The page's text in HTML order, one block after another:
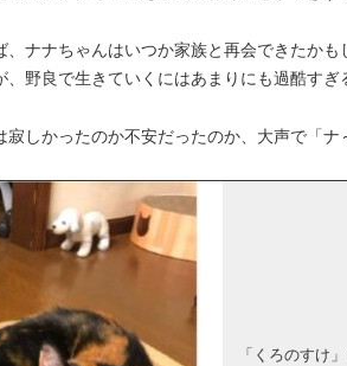
ナナちゃんはいつか家族と再会できたか
野良で生きていくにはあまりにも過酷すぎ
しかったのか不安だったのか、大声で「
「くろのすけ